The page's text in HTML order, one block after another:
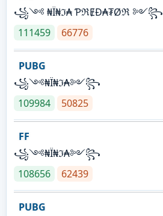
꧁༺ ₦Ї₦ℑ₳ ƤℜɆĐ₳₮Øℜ ༻꧂
111459
66776
PUBG
꧁༺₦Ї₦ℑ₳༻꧂
109984
50825
FF
꧁༺₦Ї₦ℑ₳༻꧂
108656
62439
PUBG